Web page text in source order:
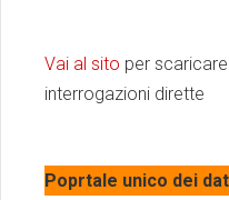
Vai al sito per
interrogazioni dirette
Poprtale unico dei